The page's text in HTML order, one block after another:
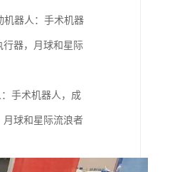
机器人：手术机器
行器，月球和星际
：手术机器人，成
球和星际流浪者